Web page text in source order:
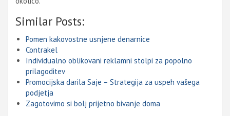
Similar Posts:
Pomen kakovostne usnjene denarnice
Contrakel
Individualno oblikovani reklamni stolpi za popolno
prilagoditev
Promocijska darila Saje – Strategija za uspeh vašega
podjetja
Zagotovimo si bolj prijetno bivanje doma